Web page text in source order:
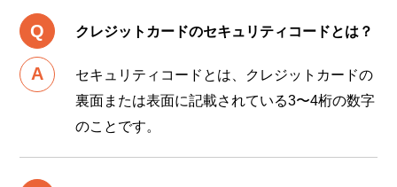
クレジットカードのセキュリティコードとは？
セキュリティコードとは、クレジットカードの
裏面または表面に記載されている3〜4桁の数字
のことです。